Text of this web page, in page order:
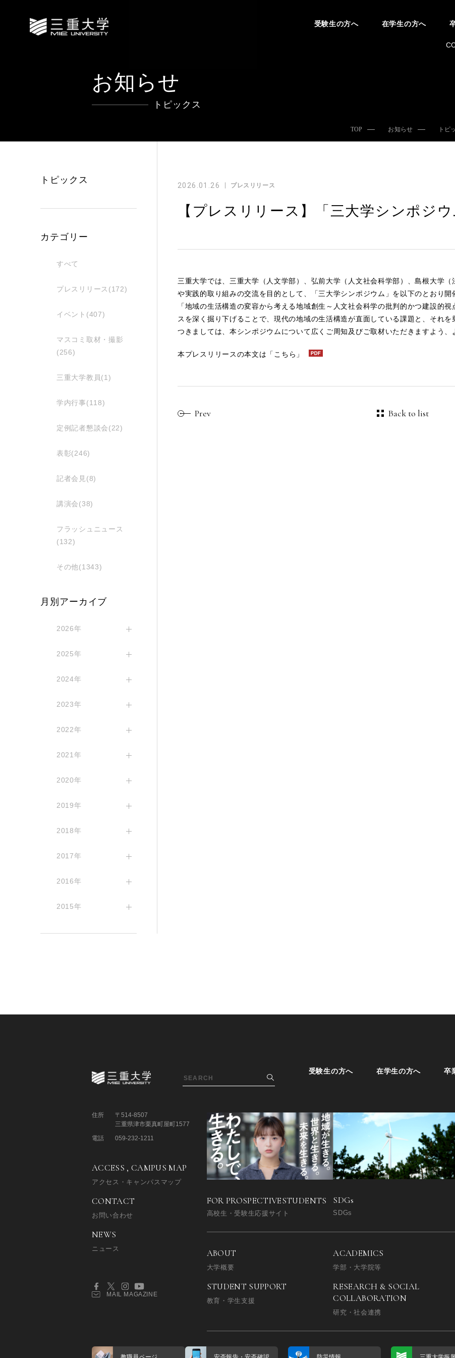
受験生の方へ 在学生の方へ
お知らせ
トピックス
TOP お知らせ トピ
2026.01.26 プレスリリース
【プレスリリース】「三大学シンポジ
三重大学では、三重大学（人文学部）、弘前大学（人文社会科学部）、島根大学
や実践的取り組みの交流を目的として、「三大学シンポジウム」を以下のとおり開
「地域の生活構造の変容から考える地域創生～人文社会科学の批判的かつ建設的
スを深く掘り下げることで、現代の地域の生活構造が直面している課題と、それを
つきましては、本シンポジウムについて広くご周知及びご取材いただきますよう、
本プレスリリースの本文は 「こちら」
Prev Back to list
トピックス
カテゴリー
すべて
プレスリリース(172)
イベント(407)
マスコミ取材・撮影
(256)
三重大学教員(1)
学内行事(118)
定例記者懇談会(22)
表彰(246)
記者会見(8)
講演会(38)
フラッシュニュース
(132)
その他(1343)
月別アーカイブ
2026年
2025年
2024年
2023年
2022年
2021年
2020年
2019年
2018年
2017年
2016年
2015年
受験生の方へ 在学生の方へ 卒
FOR PROSPECTIVESTUDENTS
高校生・受験生応援サイト
SDGs
SDGs
ABOUT
大学概要
ACADEMICS
学部・大学院等
STUDENT SUPPORT
教育・学生支援
RESEARCH & SOCIAL
COLLABORATION
研究・社会連携
住所
〒514-8507
三重県津市栗真町屋町1577
電話
059-232-1211
ACCESS , CAMPUS MAP
アクセス・キャンパスマップ
CONTACT
お問い合わせ
NEWS
ニュース
MAIL MAGAZINE